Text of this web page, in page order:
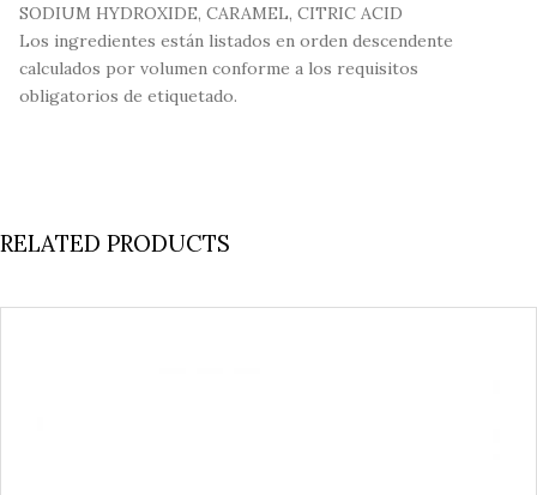
SODIUM HYDROXIDE, CARAMEL, CITRIC ACID
Los ingredientes están listados en orden descendente
calculados por volumen conforme a los requisitos
obligatorios de etiquetado.
RELATED PRODUCTS